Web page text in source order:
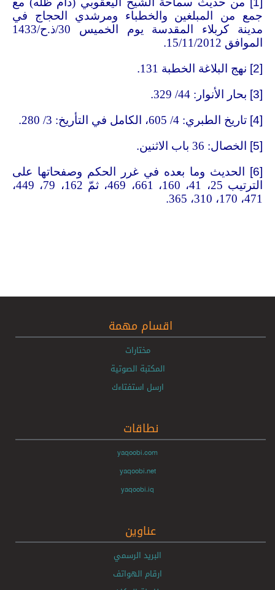
جمع من المبلغين والخطباء ومرشدي الحجاج في
مدينة كربلاء المقدسة يوم الخميس 30/ذ.ح/1433
الموافق 15/11/2012
.
[2]
نهج البلاغة الخطبة 131
.
[3]
بحار الأنوار: 44/ 329
.
[4]
تاريخ الطبري: 4/ 605، الكامل في التأريخ: 3/ 280
.
[5]
الخصال: 36 باب الاثنين
.
[6]
الحديث وما بعده في غرر الحكم وصفحاتها على
الترتيب 25، 41، 160، 661، 469، ثمّ 162، 79، 449،
471، 170، 310، 365
.
اقسام مهمة
مختارات
المكتبة الصوتية
ارسل استفتاءك
نطاقات
yaqoobi.com
yaqoobi.net
yaqoobi.iq
عناوين
البريد الرسمي
ارقام الهواتف